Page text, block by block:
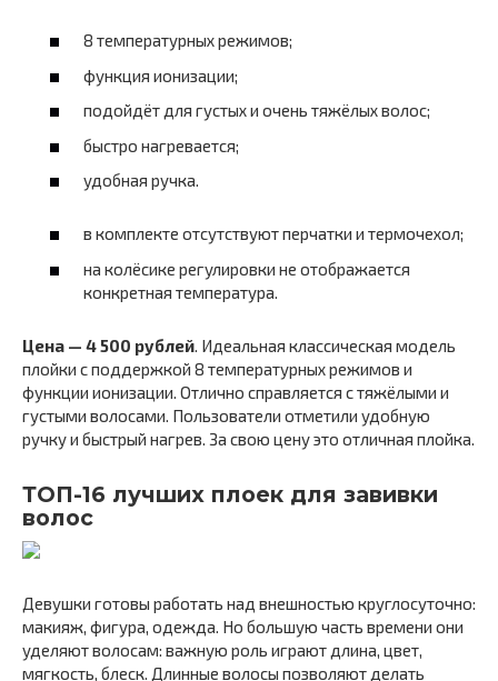
8 температурных режимов;
функция ионизации;
подойдёт для густых и очень тяжёлых волос;
быстро нагревается;
удобная ручка.
в комплекте отсутствуют перчатки и термочехол;
на колёсике регулировки не отображается
конкретная температура.
Цена — 4 500 рублей . Идеальная классическая модель
плойки с поддержкой 8 температурных режимов и
функции ионизации. Отлично справляется с тяжёлыми и
густыми волосами. Пользователи отметили удобную
ручку и быстрый нагрев. За свою цену это отличная плойка.
ТОП-16 лучших плоек для завивки
волос
Девушки готовы работать над внешностью круглосуточно:
макияж, фигура, одежда. Но большую часть времени они
уделяют волосам: важную роль играют длина, цвет,
мягкость, блеск. Длинные волосы позволяют делать